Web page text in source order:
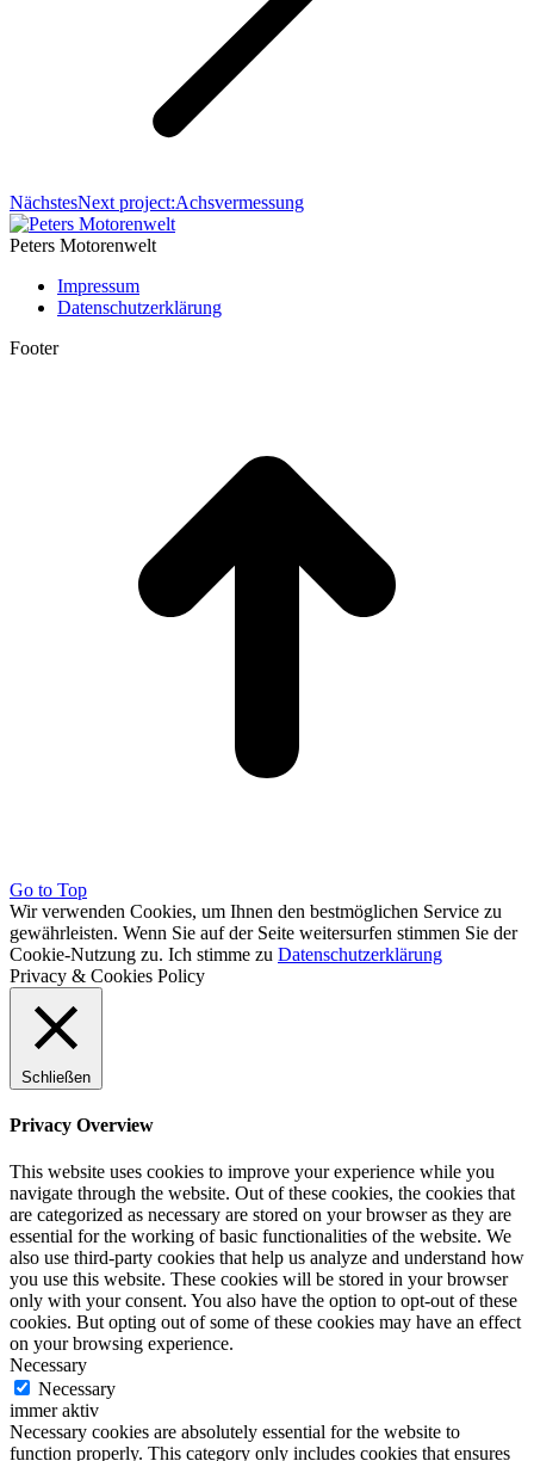
NächstesNext project:Achsvermessung
Peters Motorenwelt
Impressum
Datenschutzerklärung
Footer
Go to Top
Wir verwenden Cookies, um Ihnen den bestmöglichen Service zu
gewährleisten. Wenn Sie auf der Seite weitersurfen stimmen Sie der
Cookie-Nutzung zu. Ich stimme zu Datenschutzerklärung
Privacy & Cookies Policy
Schließen
Privacy Overview
This website uses cookies to improve your experience while you
navigate through the website. Out of these cookies, the cookies that
are categorized as necessary are stored on your browser as they are
essential for the working of basic functionalities of the website. We
also use third-party cookies that help us analyze and understand how
you use this website. These cookies will be stored in your browser
only with your consent. You also have the option to opt-out of these
cookies. But opting out of some of these cookies may have an effect
on your browsing experience.
Necessary
Necessary
immer aktiv
Necessary cookies are absolutely essential for the website to
function properly. This category only includes cookies that ensures